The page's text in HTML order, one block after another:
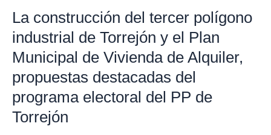
La construcción del tercer polígono
industrial de Torrejón y el Plan
Municipal de Vivienda de Alquiler,
propuestas destacadas del
programa electoral del PP de
Torrejón
Plan
Municipal
de
Vivienda
de
Alquiler,
propuestas
destacadas